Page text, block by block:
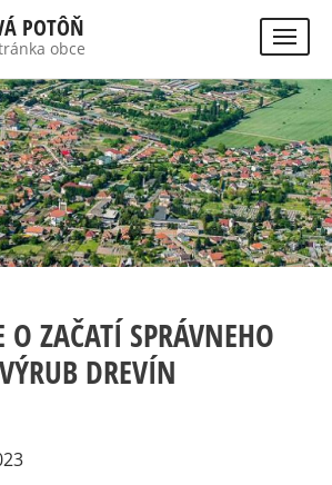
to
content
POTÔŇ
obce
site
version
ZAČATÍ SPRÁVNEHO
DREVÍN